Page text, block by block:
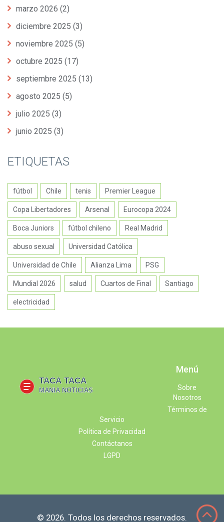
marzo 2026 (2)
diciembre 2025 (3)
noviembre 2025 (5)
octubre 2025 (17)
septiembre 2025 (13)
agosto 2025 (5)
julio 2025 (3)
junio 2025 (3)
ETIQUETAS
fútbol Chile tenis Premier League
Copa Libertadores Arsenal Eurocopa 2024
Boca Juniors fútbol chileno Real Madrid
abuso sexual Universidad Católica
Universidad de Chile Alianza Lima PSG
Mundial 2026 salud Cuartos de Final Santiago
electricidad
Menú
Sobre
Nosotros
Términos de
Servicio
Política de Privacidad
Contáctanos
LGPD
© 2026. Todos los derechos reservados.